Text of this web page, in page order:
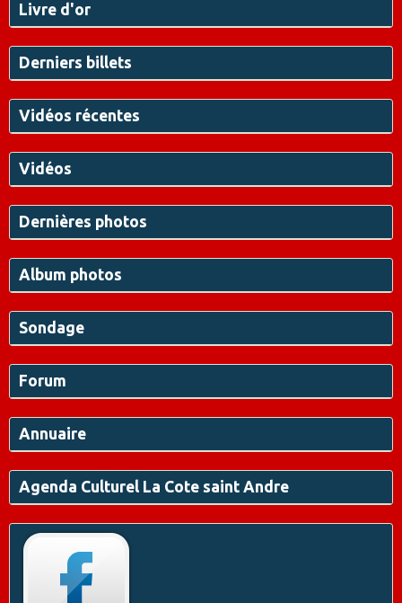
Livre d'or
Derniers billets
Vidéos récentes
Vidéos
Dernières photos
Album photos
Sondage
Forum
Annuaire
Agenda Culturel La Cote saint Andre